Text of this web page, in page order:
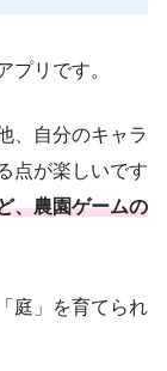
プリです。
、自分のキャラ
点が楽しいです
、農園ゲームの
庭」を育てられ